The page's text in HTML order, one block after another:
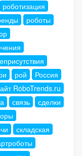
роботизация
роботы
рой
Россия
RoboTrends.ru
связь
сделки
складская